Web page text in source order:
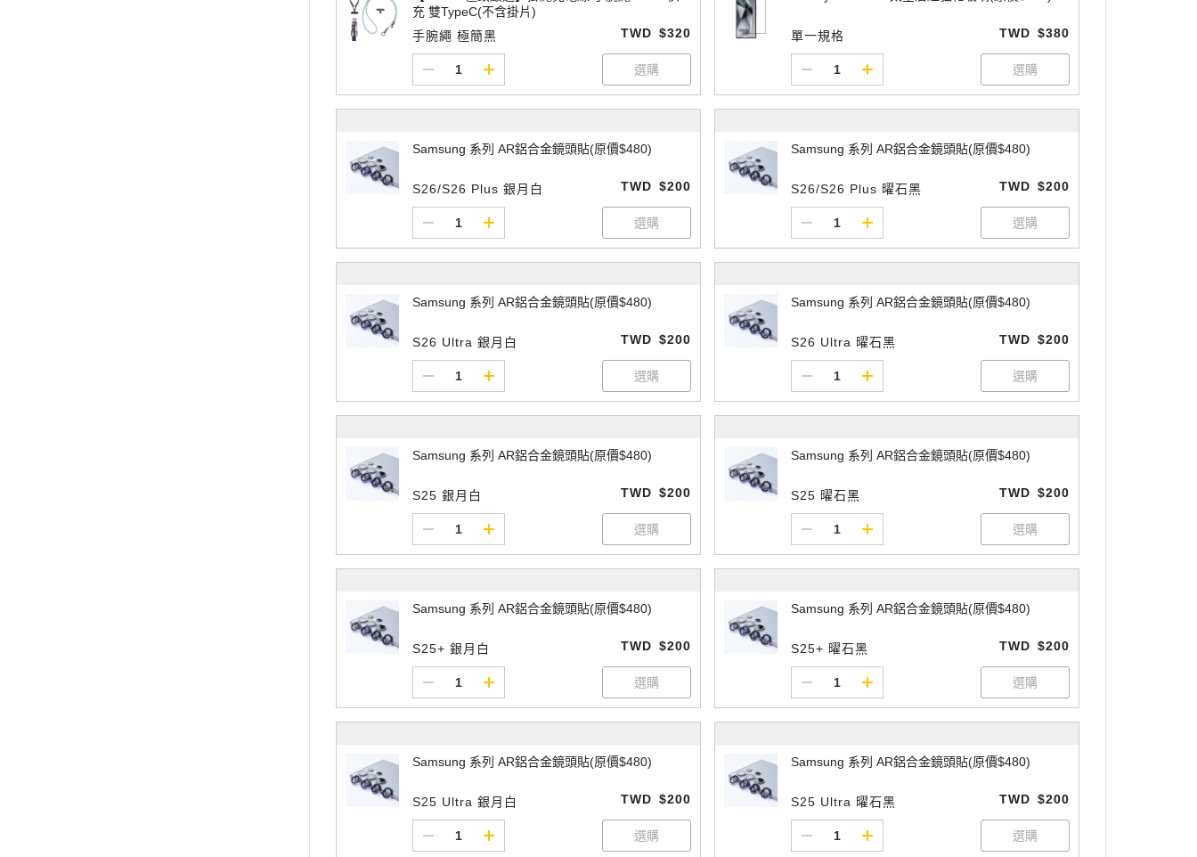
充 雙TypeC(不含掛片)
手腕繩 極簡黑
TWD $320 單一規格 TWD $380
Samsung 系列 AR鋁合金鏡頭貼(原價$480)
S26/S26 Plus 銀月白 TWD $200
Samsung 系列 AR鋁合金鏡頭貼(原價$480)
S26/S26 Plus 曜石黑 TWD $200
Samsung 系列 AR鋁合金鏡頭貼(原價$480)
S26 Ultra 銀月白 TWD $200
Samsung 系列 AR鋁合金鏡頭貼(原價$480)
S26 Ultra 曜石黑 TWD $200
Samsung 系列 AR鋁合金鏡頭貼(原價$480)
S25 銀月白 TWD $200
Samsung 系列 AR鋁合金鏡頭貼(原價$480)
S25 曜石黑 TWD $200
Samsung 系列 AR鋁合金鏡頭貼(原價$480)
S25+ 銀月白 TWD $200
Samsung 系列 AR鋁合金鏡頭貼(原價$480)
S25+ 曜石黑 TWD $200
Samsung 系列 AR鋁合金鏡頭貼(原價$480)
S25 Ultra 銀月白 TWD $200
Samsung 系列 AR鋁合金鏡頭貼(原價$480)
S25 Ultra 曜石黑 TWD $200